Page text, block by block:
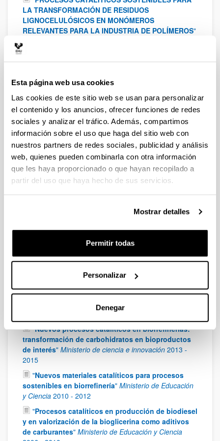
Esta página web usa cookies
Las cookies de este sitio web se usan para personalizar
el contenido y los anuncios, ofrecer funciones de redes
sociales y analizar el tráfico. Además, compartimos
información sobre el uso que haga del sitio web con
nuestros partners de redes sociales, publicidad y análisis
web, quienes pueden combinarla con otra información
que les haya proporcionado o que hayan recopilado a
partir del uso que haya hecho de sus servicios.
Mostrar detalles
Permitir todas
Personalizar
Denegar
LA TRANSFORMACIÓN DE RESIDUOS
LIGNOCELULÓSICOS EN MONÓMEROS
RELEVANTES PARA LA INDUSTRIA DE POLÍMEROS"
Ministerio de Ciencia, Innovación y Universidades
para catalizar reacciones de conversión de CH4 y
CO2 a metanol "Proyecto TED2021-130621B-C43
financiado por MICIU/AEI /10.13039/501100011033 y
por la Unión Europea NextGenerationEU/ PRTR 2022
"Desarrollo de métodos de solvatación capilar
para catalizar reacciones de oligomerización y
Guerbet para producir biocombustibles"Proyecto
PID2021-122940OB-C33 financiado por
MICIU/AEI/10.13039/501100011033 y por FEDER, UE
Español - Ministerio de Ciencia, Innovación y
PROCESOS CATALITICOS HETEROGENEOS
AVANZADOS"Ministerio de Ciencia, Innovación y
Tecnologías catalíticas avanzadas para la
transformación de residuos biomásicos en
biocombustibles y productos renovables
de Economía y Competitividad 2016
"Nuevos procesos catalíticos en biorrefinerias:
transformación de carbohidratos en bioproductos
de interés" Ministerio de ciencia e innovación 2013 -
2015
"Nuevos materiales catalíticos para procesos
sostenibles en biorrefinería" Ministerio de Educación
y Ciencia 2010 - 2012
"Procesos catalíticos en producción de biodiesel
y en valorización de la bioglicerina como aditivos
de carburantes" Ministerio de Educación y Ciencia